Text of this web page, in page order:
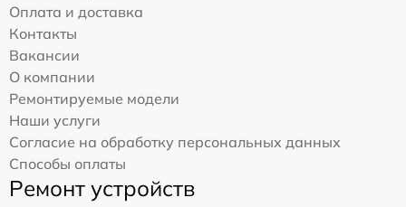
Оплата и доставка
Контакты
Вакансии
О компании
Ремонтируемые модели
Наши услуги
Согласие на обработку персональных данных
Способы оплаты
Ремонт устройств